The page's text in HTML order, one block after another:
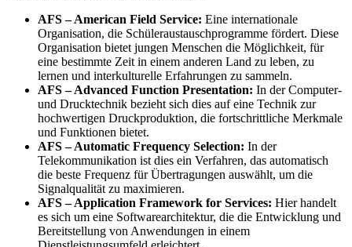
AFS – American Field Service: Eine internationale
Organisation, die Schüleraustauschprogramme fördert. Diese
Organisation bietet jungen Menschen die Möglichkeit, für
eine bestimmte Zeit in einem anderen Land zu leben, zu
lernen und interkulturelle Erfahrungen zu sammeln.
AFS – Advanced Function Presentation: In der Computer-
und Drucktechnik bezieht sich dies auf eine Technik zur
hochwertigen Druckproduktion, die fortschrittliche Merkmale
und Funktionen bietet.
AFS – Automatic Frequency Selection: In der
Telekommunikation ist dies ein Verfahren, das automatisch
die beste Frequenz für Übertragungen auswählt, um die
Signalqualität zu maximieren.
AFS – Application Framework for Services: Hier handelt
es sich um eine Softwarearchitektur, die die Entwicklung und
Bereitstellung von Anwendungen in einem